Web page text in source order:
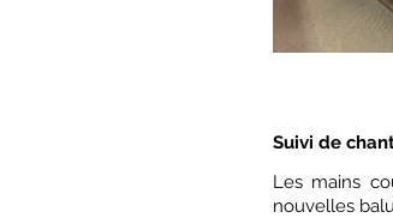
Suivi de
Les mains
nouvelles